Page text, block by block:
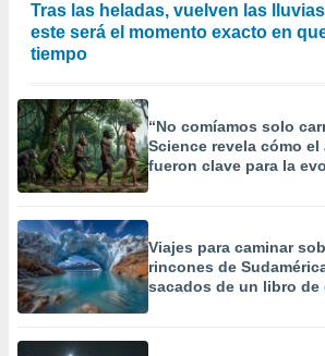
Tras las heladas, vuelven las
este será el momento exacto en
tiempo
“No comíamos solo
Science revela cómo el
fueron clave para la
Viajes para caminar
rincones de
sacados de un libro de